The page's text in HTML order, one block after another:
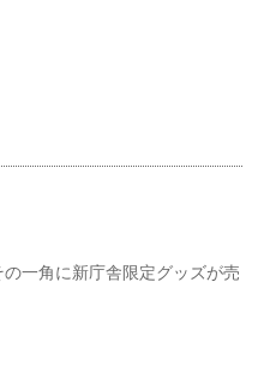
一角に新庁舎限定グッズが売